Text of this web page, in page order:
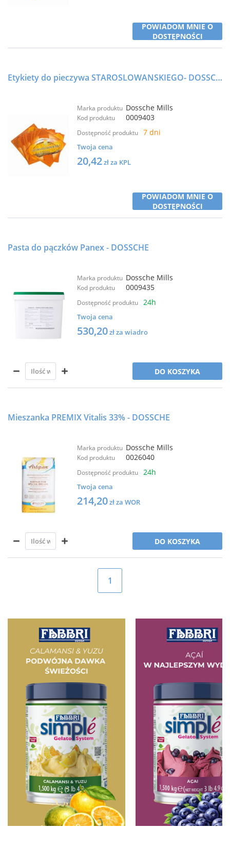
POWIADOM MNIE O
DOSTĘPNOŚCI
Etykiety do pieczywa STAROSLOWANSKIEGO- DOSSCHE
Marka produktu Dossche Mills
Kod produktu 0009403
Dostępność produktu 7 dni
Twoja cena
20,42zł za KPL
POWIADOM MNIE O
DOSTĘPNOŚCI
Pasta do pączków Panex - DOSSCHE
Marka produktu Dossche Mills
Kod produktu 0009435
Dostępność produktu 24h
Twoja cena
530,20zł za wiadro
DO KOSZYKA
Mieszanka PREMIX Vitalis 33% - DOSSCHE
Marka produktu Dossche Mills
Kod produktu 0026040
Dostępność produktu 24h
Twoja cena
214,20zł za WOR
DO KOSZYKA
1